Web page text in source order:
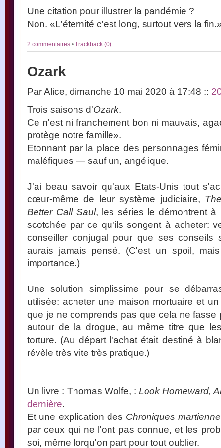
Une citation pour illustrer la pandémie ?
Non. «L'éternité c'est long, surtout vers la
2 commentaires • Trackback (0)
Ozark
Par Alice, dimanche 10 mai 2020 à 17:48 ::
Trois saisons d'Ozark.
Ce n'est ni franchement bon ni mauvais,
protège notre famille».
Etonnant par la place des personnages
maléfiques — sauf un, angélique.
J'ai beau savoir qu'aux Etats-Unis tout
cœur-même de leur système judiciaire,
Better Call Saul, les séries le démontrent
scotchée par ce qu'ils songent à acheter:
conseiller conjugal pour que ses conseils
aurais jamais pensé. (C'est un spoil,
importance.)
Une solution simplissime pour se
utilisée: acheter une maison mortuaire et
que je ne comprends pas que cela ne fasse
autour de la drogue, au même titre que
torture. (Au départ l'achat était destiné à
révèle très vite très pratique.)
Un livre : Thomas Wolfe, :Look Homeward,
dernière.
Et une explication des Chroniques
par ceux qui ne l'ont pas connue, et les
soi, même lorqu'on part pour tout oublier.